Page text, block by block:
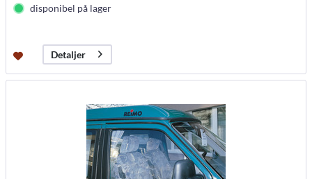
disponibel på lager
Detaljer